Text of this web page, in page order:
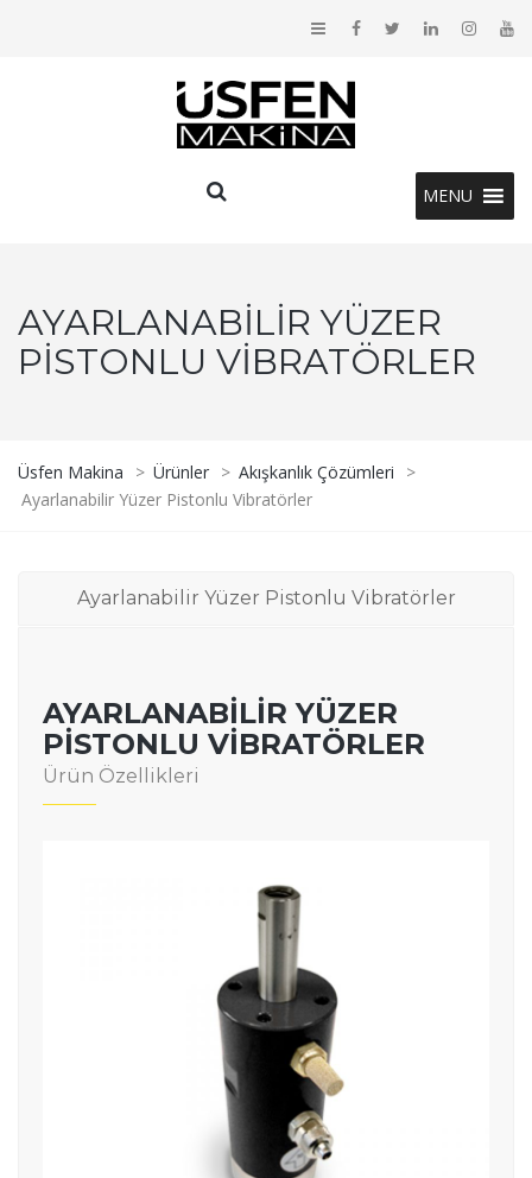
MENU
AYARLANABILIR YÜZER
PISTONLU VIBRATÖRLER
Üsfen Makina > Ürünler > Akışkanlık Çözümleri
>
Ayarlanabilir Yüzer Pistonlu Vibratörler
Ayarlanabilir Yüzer Pistonlu Vibratörler
AYARLANABILIR YÜZER
PISTONLU VIBRATÖRLER
Ürün Özellikleri